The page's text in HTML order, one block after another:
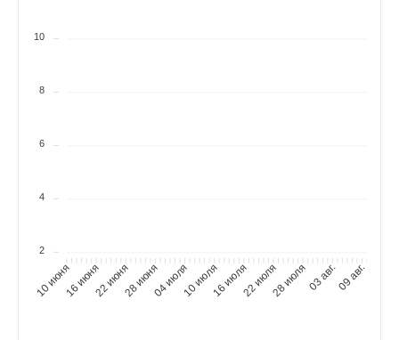
10
8
6
4
2
10 июня16 июня22 июня28 июня04 июля10 июля16 июля22 июля28 июля03 авг.09 авг.